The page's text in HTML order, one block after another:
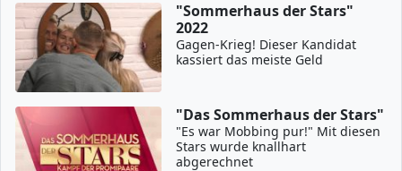
"Sommerhaus der Stars"
2022
Gagen-Krieg! Dieser Kandidat
kassiert das meiste Geld
"Das Sommerhaus der Stars"
"Es war Mobbing pur!" Mit diesen
Stars wurde knallhart
abgerechnet